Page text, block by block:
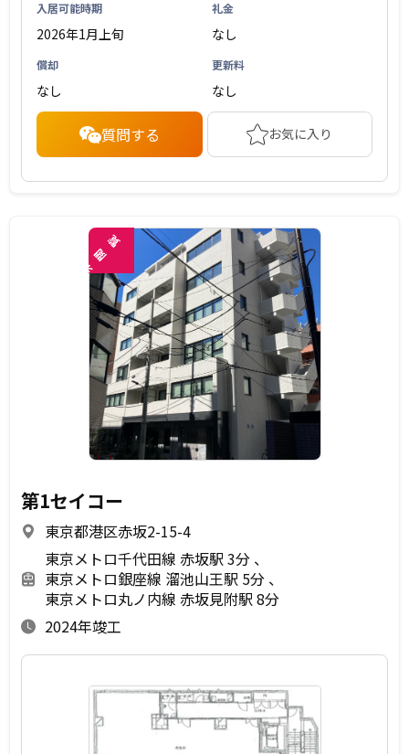
入居可能時期
2026年1月上旬
礼金
なし
償却
なし
更新料
なし
質問する お気に入り
未
閲
覧
第1セイコー
東京都港区赤坂2-15-4
東京メトロ千代田線 赤坂駅 3分
東京メトロ銀座線 溜池山王駅 5分
東京メトロ丸ノ内線 赤坂見附駅 8分
2024年竣工